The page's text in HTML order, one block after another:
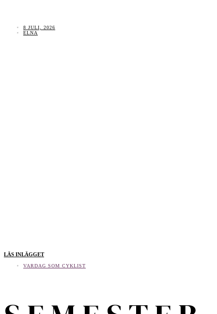
8 JULI, 2026
ELNA
LÄS INLÄGGET
VARDAG SOM CYKLIST